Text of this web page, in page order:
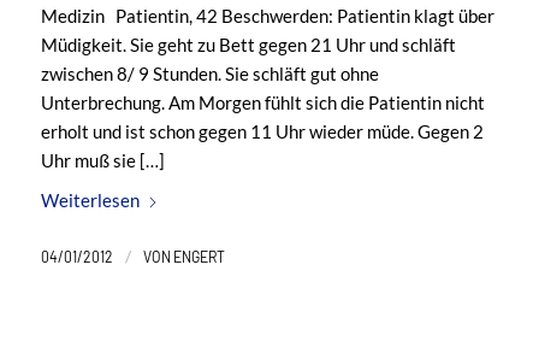
Medizin Patientin, 42 Beschwerden: Patientin klagt über
Müdigkeit. Sie geht zu Bett gegen 21 Uhr und schläft
zwischen 8/ 9 Stunden. Sie schläft gut ohne
Unterbrechung. Am Morgen fühlt sich die Patientin nicht
erholt und ist schon gegen 11 Uhr wieder müde. Gegen 2
Uhr muß sie […]
Weiterlesen
04/01/2012 / VON ENGERT